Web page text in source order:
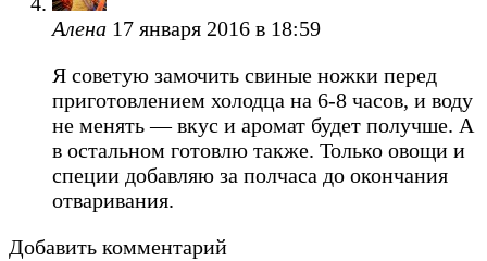
Алена 17 января 2016 в 18:59
Я советую замочить свиные ножки перед
приготовлением холодца на 6-8 часов, и воду
не менять — вкус и аромат будет получше. А
в остальном готовлю также. Только овощи и
специи добавляю за полчаса до окончания
отваривания.
Добавить комментарий